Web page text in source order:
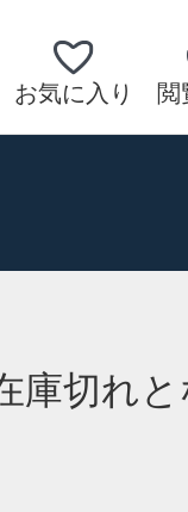
お気に入り 閲
庫切れ